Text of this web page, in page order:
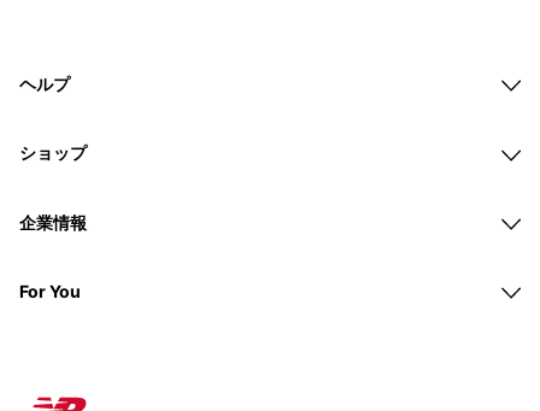
ヘルプ
ショップ
企業情報
For You